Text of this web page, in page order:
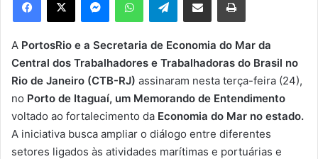
m
e
-
m
a
A PortosRio e a Secretaria de Economia do Mar da
Central dos Trabalhadores e Trabalhadoras do Brasil no
Rio de Janeiro (CTB-RJ) assinaram nesta terça-feira (24),
no Porto de Itaguaí, um Memorando de Entendimento
voltado ao fortalecimento da Economia do Mar no estado.
A iniciativa busca ampliar o diálogo entre diferentes
setores ligados às atividades marítimas e portuárias e